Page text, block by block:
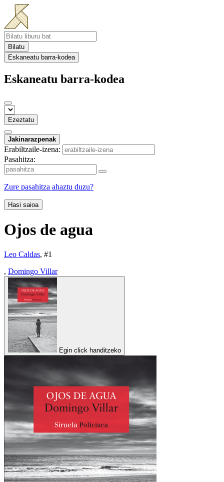
Bilatu
Eskaneatu barra-kodea
Eskaneatu barra-kodea
Ezeztatu
Jakinarazpenak
Erabiltzaile-izena:
Pasahitza:
Zure pasahitza ahaztu duzu?
Hasi saioa
Ojos de agua
Leo Caldas, #1
, Domingo Villar
Egin click handitzeko